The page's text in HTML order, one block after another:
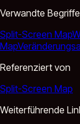
Verwandte Begriffe
Split-Screen Map
Map
Referenziert von
Split-Screen Map
Weiterführende